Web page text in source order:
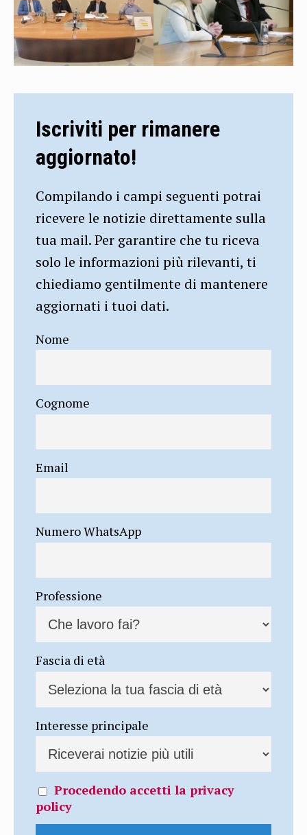
Iscriviti per rimanere
aggiornato!
Compilando i campi seguenti potrai
ricevere le notizie direttamente sulla
tua mail. Per garantire che tu riceva
solo le informazioni più rilevanti, ti
chiediamo gentilmente di mantenere
aggiornati i tuoi dati.
Nome
Cognome
Email
Numero WhatsApp
Professione
Fascia di età
Interesse principale
Procedendo accetti la privacy
policy